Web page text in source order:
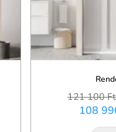
121 100
108